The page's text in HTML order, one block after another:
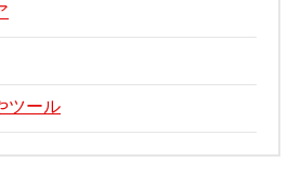
ツール